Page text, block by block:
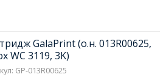
GalaPrint (о.н. 013R00625,
WC 3119, 3K)
GP-013R00625